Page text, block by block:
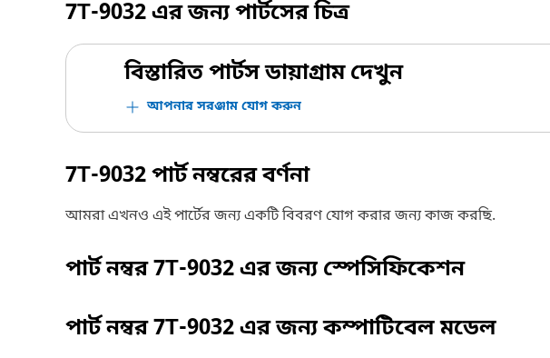
7T-9032এর জন্য পার্টসের চিত্র
বিস্তারিত পার্টস ডায়াগ্রাম দেখুন
আপনার সরঞ্জাম যোগ করুন
7T-9032পার্ট নম্বরের বর্ণনা
আমরা এখনও এই পার্টের জন্য একটি বিবরণ যোগ করার জন্য কাজ করছি.
পার্ট নম্বর7T-9032এর জন্য স্পেসিফিকেশন
পার্ট নম্বর7T-9032এর জন্য কম্পাটিবেল মডেল